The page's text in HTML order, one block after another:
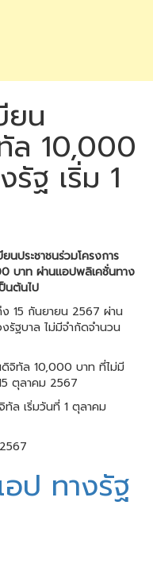
ยน
ล 10,000
ฐ เริ่ม 1
ประชาชนร่วมโครงการ
บาท ผ่านแอปพลิเคชั่นทาง
นต้นไป
ง 15 กันยายน 2567 ผ่าน
รัฐบาล ไม่มีจำกัดจำนวน
ดิจิทัล 10,000 บาท ที่ไม่มี
ตุลาคม 2567
ทัล เริ่มวันที่ 1 ตุลาคม
อป ทางรัฐ